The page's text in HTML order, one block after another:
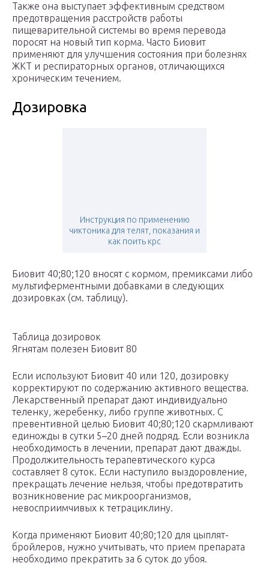
Также она выступает эффективным средством
предотвращения расстройств работы
пищеварительной системы во время перевода
поросят на новый тип корма. Часто Биовит
применяют для улучшения состояния при болезнях
ЖКТ и респираторных органов, отличающихся
хроническим течением.
Дозировка
Инструкция по применению
чиктоника для телят, показания и
как поить крс
Биовит 40;80;120 вносят с кормом, премиксами либо
мультиферментными добавками в следующих
дозировках (см. таблицу).
Таблица дозировок
Ягнятам полезен Биовит 80
Если используют Биовит 40 или 120, дозировку
корректируют по содержанию активного вещества.
Лекарственный препарат дают индивидуально
теленку, жеребенку, либо группе животных. С
превентивной целью Биовит 40;80;120 скармливают
единожды в сутки 5–20 дней подряд. Если возникла
необходимость в лечении, препарат дают дважды.
Продолжительность терапевтического курса
составляет 8 суток. Если наступило выздоровление,
прекращать лечение нельзя, чтобы предотвратить
возникновение рас микроорганизмов,
невосприимчивых к тетрациклину.
Когда применяют Биовит 40;80;120 для цыплят-
бройлеров, нужно учитывать, что прием препарата
необходимо прекратить за 6 суток до убоя.